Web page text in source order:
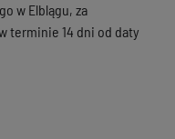
w Elblągu, za
terminie 14 dni od daty